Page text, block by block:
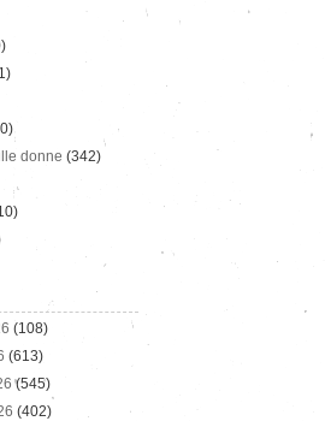
donne (342)
(108)
(613)
(545)
(402)